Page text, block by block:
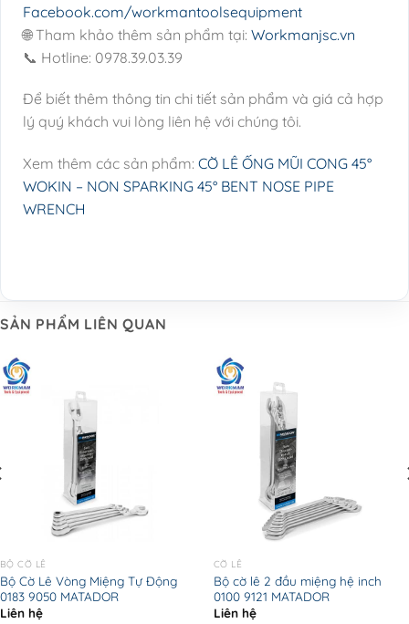
Facebook.com/workmantoolsequipment
🌐 Tham khảo thêm sản phẩm tại: Workmanjsc.vn
📞 Hotline: 0978.39.03.39
Để biết thêm thông tin chi tiết sản phẩm và giá cả hợp
lý quý khách vui lòng liên hệ với chúng tôi.
Xem thêm các sản phẩm: CỜ LÊ ỐNG MŨI CONG 45°
WOKIN – NON SPARKING 45° BENT NOSE PIPE
WRENCH
SẢN PHẨM LIÊN QUAN
BỘ CỜ LÊ
Bộ Cờ Lê Vòng Miệng Tự Động
0183 9050 MATADOR
Liên hệ
CỜ LÊ
Bộ cờ lê 2 đầu miệng hệ inch
0100 9121 MATADOR
Liên hệ